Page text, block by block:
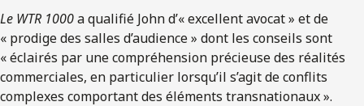
Le WTR 1000a qualifié John d’« excellent avocat » et de
« prodige des salles d’audience » dont les conseils sont
« éclairés par une compréhension précieuse des réalités
commerciales, en particulier lorsqu’il s’agit de conflits
complexes comportant des éléments transnationaux ».